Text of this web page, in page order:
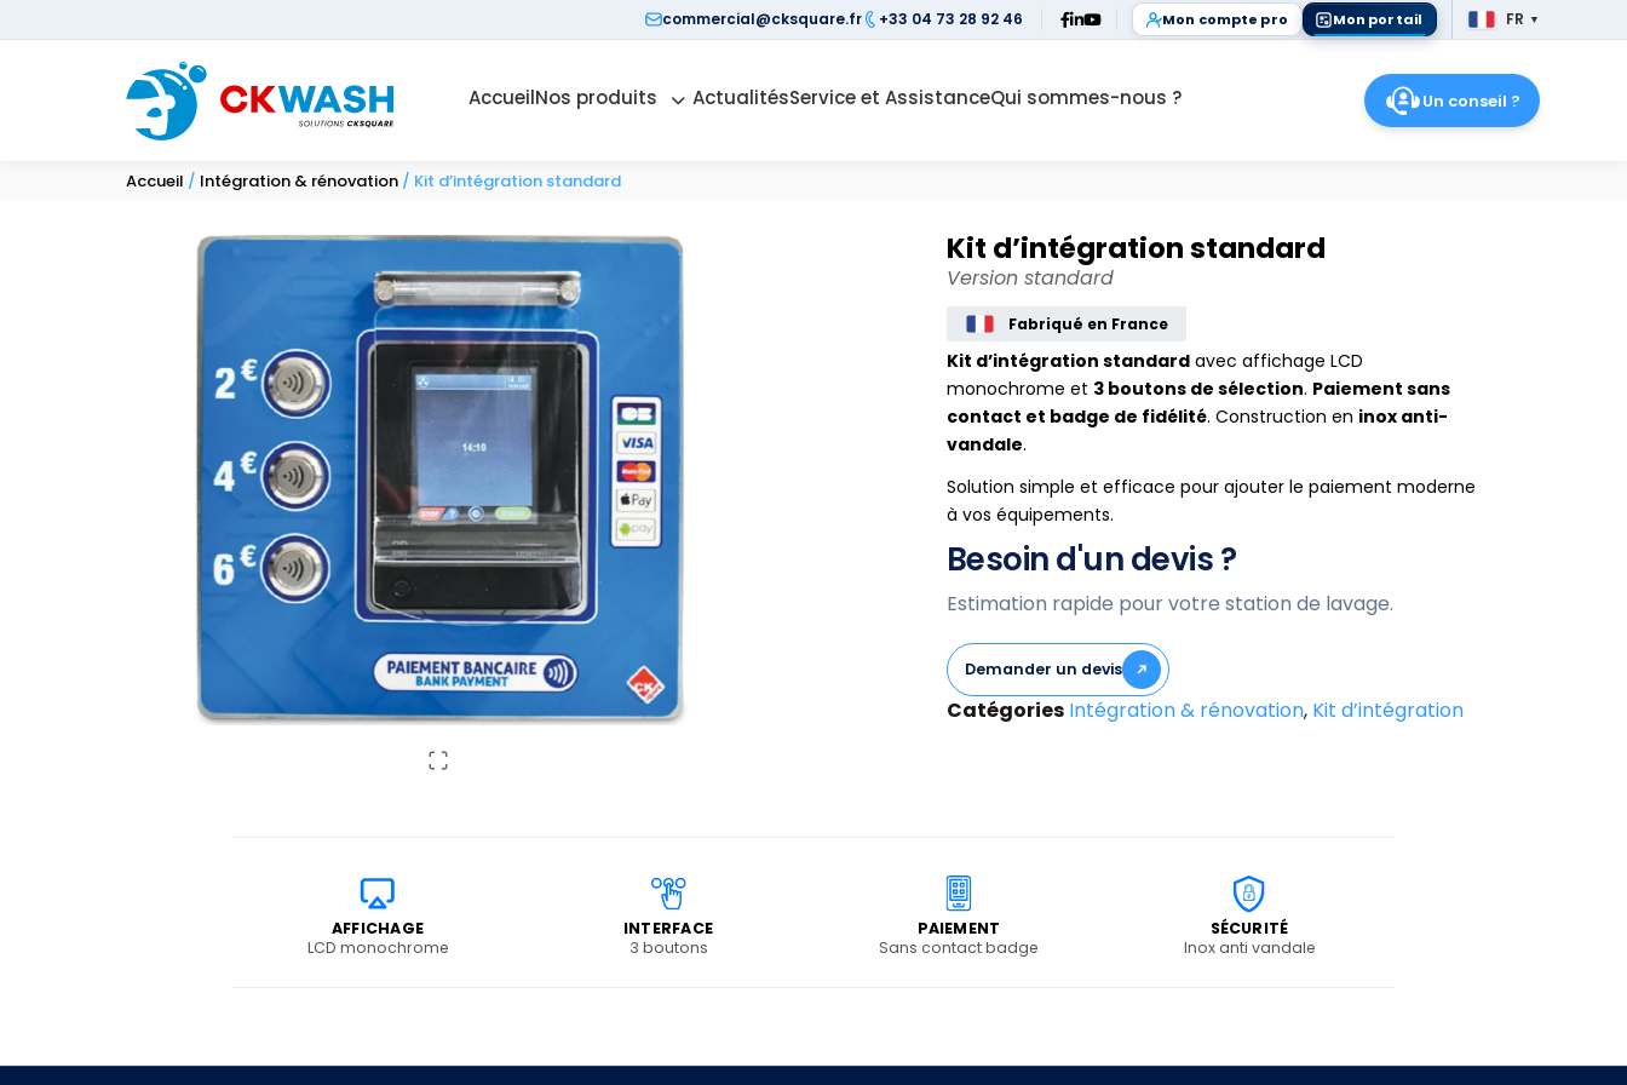
commercial@cksquare.fr +33 04 73 28 92 46 Mon compte pro Mon portail
FR
FR ▼
AccueilNos produits ActualitésService et AssistanceQui sommes-nous ? Un conseil ?
Accueil / Intégration & rénovation / Kit d’intégration standard
Kit d’intégration standard
Version standard
Fabriqué en France
Kit d’intégration standard avec affichage LCD
monochrome et 3 boutons de sélection. Paiement sans
contact et badge de fidélité. Construction en inox anti-
vandale.
Solution simple et efficace pour ajouter le paiement moderne
à vos équipements.
Besoin d'un devis ?
Estimation rapide pour votre station de lavage.
Demander un devis
Catégories Intégration & rénovation, Kit d’intégration
AFFICHAGE
LCD monochrome
INTERFACE
3 boutons
PAIEMENT
Sans contact badge
SÉCURITÉ
Inox anti vandale